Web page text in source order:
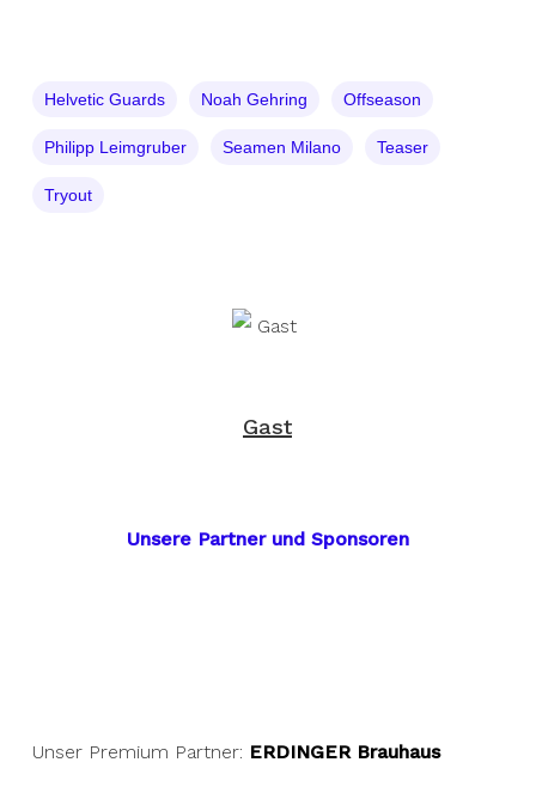
Helvetic Guards Noah Gehring Offseason
Philipp Leimgruber Seamen Milano Teaser
Tryout
Gast
Unsere Partner und Sponsoren
Unser Premium Partner: ERDINGER Brauhaus